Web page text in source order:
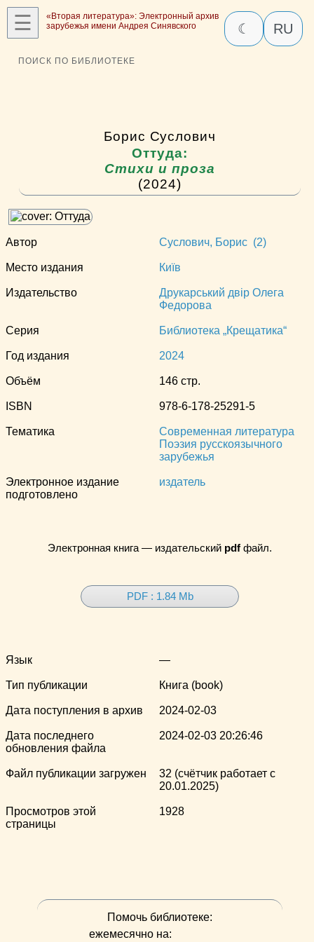
☰
«Вторая литература»: Электронный архив
зарубежья имени Андрея Синявского
☾ RU
ПОИСК ПО БИБЛИОТЕКЕ
Борис Суслович
Оттуда:
Стихи и проза
(2024)
Автор Суслович, Борис (2)
Место издания Київ
Издательство
Друкарський двір Олега
Федорова
Серия Библиотека „Крещатика“
Год издания 2024
Объём 146 стр.
ISBN 978-6-178-25291-5
Тематика
Современная литература
Поэзия русскоязычного
зарубежья
Электронное издание
подготовлено
издатель
Электронная книга — издательский pdf файл.
PDF : 1.84 Mb
Язык —
Тип публикации Книга (book)
Дата поступления в архив 2024-02-03
Дата последнего
обновления файла
2024-02-03 20:26:46
Файл публикации загружен
32 (счётчик работает с
20.01.2025)
Просмотров этой
страницы
1928
Помочь библиотеке:
ежемесячно на: